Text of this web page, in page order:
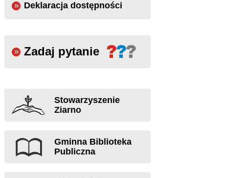
Deklaracja dostępności
Zadaj pytanie
Stowarzyszenie
Ziarno
Gminna Biblioteka
Publiczna